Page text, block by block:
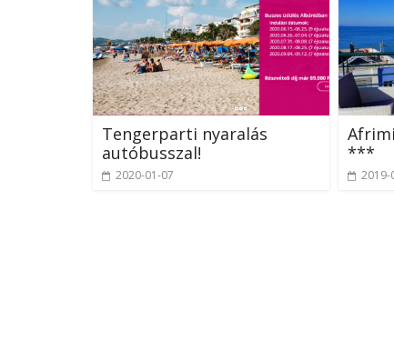
Tengerparti nyaralás
autóbusszal!
2020-01-07
***
2019-